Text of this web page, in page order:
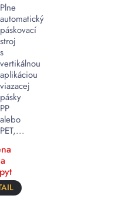
Plne
automatický
páskovací
stroj
s
vertikálnou
aplikáciou
viazacej
pásky
PP
alebo
PET,...